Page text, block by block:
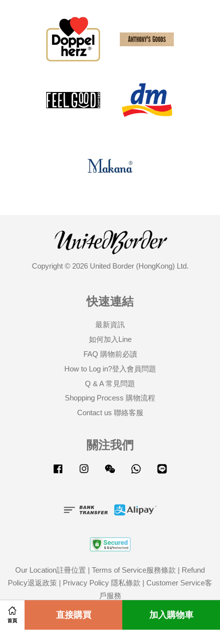
首頁
直接購買 加入購物車
Copyright © 2026 United Border (HongKong) Ltd.
快速連結
最新資訊
如何加入Line
FAQ 購物前必讀
How to Log in?登入會員問題
Q & A 常見問題
Shopping Process 購物流程
Contact us 聯絡客服
關注我們
Facebook Instagram Wechat Whatsapp
Our Location註冊位置 | Terms of Service服務條款 | Refund
Policy退返政策 | Privacy Policy 隱私條款 | Customer Service客
戶服務
Share on Facebook Share on Twitter